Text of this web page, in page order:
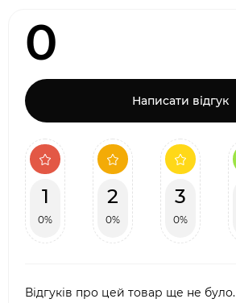
0
Написати відгук
1
0%
2
0%
3
0%
Відгуків про цей товар ще не було.